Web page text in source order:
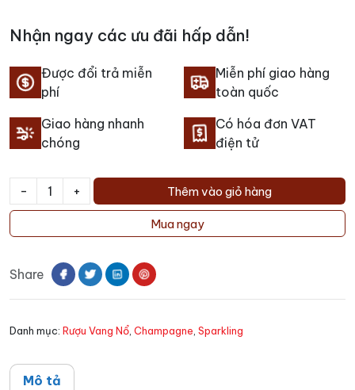
Nhận ngay các ưu đãi hấp dẫn!
Được đổi trả miễn
phí
Miễn phí giao hàng
toàn quốc
Giao hàng nhanh
chóng
Có hóa đơn VAT
điện tử
-
Rượu
Champagne
Feuillatte
số
+ Thêm vào giỏ hàng
Mua ngay
Share
Danh mục: Rượu Vang Nổ, Champagne, Sparkling
Mô tả